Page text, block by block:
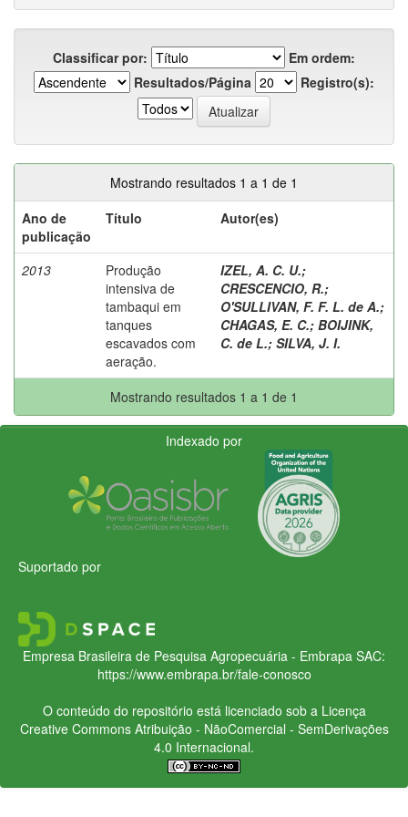
Classificar por:
Em ordem:
Resultados/Página
Registro(s):
Mostrando resultados 1 a 1 de 1
Ano de
publicação
Título Autor(es)
2013
Produção
intensiva de
tambaqui em
tanques
escavados com
aeração.
IZEL, A. C. U.;
CRESCENCIO, R.;
O'SULLIVAN, F. F. L. de A.;
CHAGAS, E. C.; BOIJINK,
C. de L.; SILVA, J. I.
Mostrando resultados 1 a 1 de 1
Indexado por
Suportado por
Empresa Brasileira de Pesquisa Agropecuária - Embrapa SAC:
https://www.embrapa.br/fale-conosco
O conteúdo do repositório está licenciado sob a Licença
Creative CommonsAtribuição - NãoComercial - SemDerivações
4.0 Internacional.